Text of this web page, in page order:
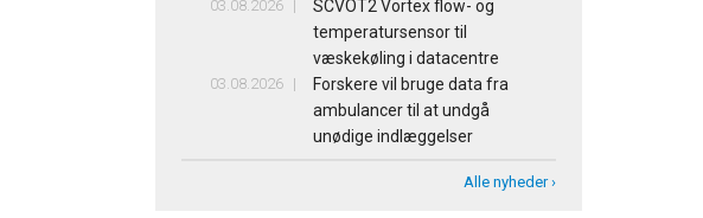
03.08.2026
SCVOT2 Vortex flow- og
temperatursensor til
væskekøling i datacentre
03.08.2026
Forskere vil bruge data fra
ambulancer til at undgå
unødige indlæggelser
Alle nyheder ›